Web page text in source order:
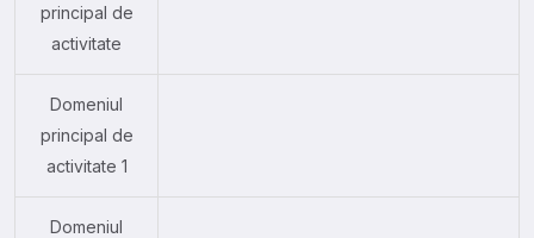
principal de
activitate
Domeniul
principal de
activitate 1
Domeniul